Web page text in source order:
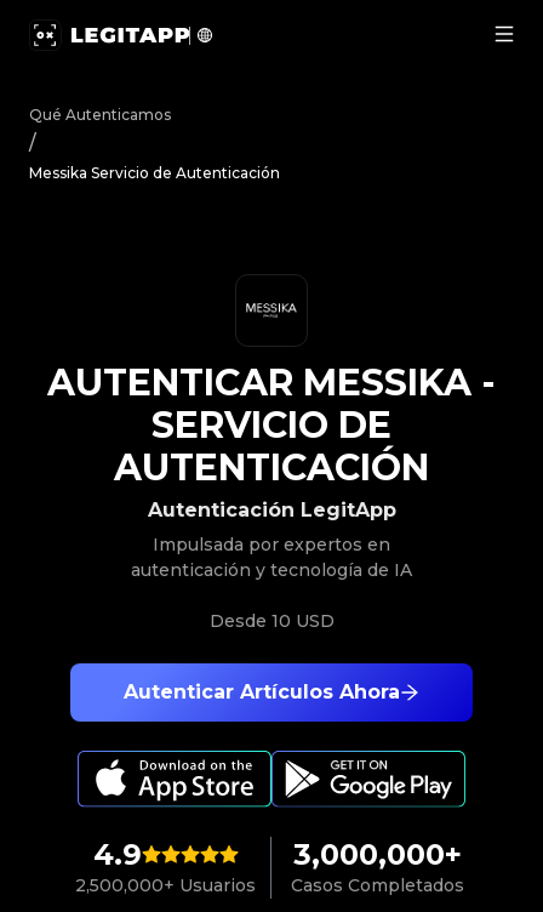
Qué Autenticamos
/
Messika Servicio de Autenticación
4.9
2,500,000+ Usuarios
3,000,000+
Casos Completados
Autenticar Artículos Ahora
Autenticación LegitApp
Impulsada por expertos en
autenticación y tecnología de IA
Desde 10 USD
AUTENTICAR MESSIKA -
SERVICIO DE
AUTENTICACIÓN